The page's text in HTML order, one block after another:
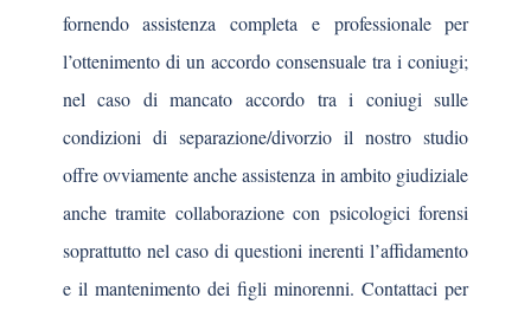
fornendo assistenza completa e professionale per
l’ottenimento di un accordo consensuale tra i coniugi;
nel caso di mancato accordo tra i coniugi sulle
condizioni di separazione/divorzio il nostro studio
offre ovviamente anche assistenza in ambito giudiziale
anche tramite collaborazione con psicologici forensi
soprattutto nel caso di questioni inerenti l’affidamento
e il mantenimento dei figli minorenni. Contattaci per